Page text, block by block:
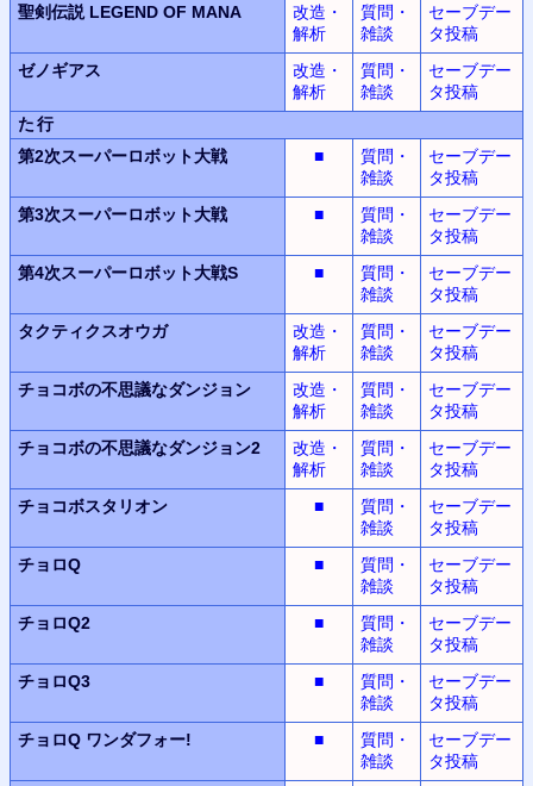
聖剣伝説 LEGEND OF MANA
改造・
解析
質問・
雑談
セーブデー
タ投稿
ゼノギアス
改造・
解析
質問・
雑談
セーブデー
タ投稿
た行
第2次スーパーロボット大戦 ■
質問・
雑談
セーブデー
タ投稿
第3次スーパーロボット大戦 ■
質問・
雑談
セーブデー
タ投稿
第4次スーパーロボット大戦S
■
質問・
雑談
セーブデー
タ投稿
タクティクスオウガ
改造・
解析
質問・
雑談
セーブデー
タ投稿
チョコボの不思議なダンジョン
改造・
解析
質問・
雑談
セーブデー
タ投稿
チョコボの不思議なダンジョン2
改造・
解析
質問・
雑談
セーブデー
タ投稿
チョコボスタリオン
■
質問・
雑談
セーブデー
タ投稿
チョロQ
■
質問・
雑談
セーブデー
タ投稿
チョロQ2
■
質問・
雑談
セーブデー
タ投稿
チョロQ3
■
質問・
雑談
セーブデー
タ投稿
チョロQ ワンダフォー! ■
質問・
雑談
セーブデー
タ投稿